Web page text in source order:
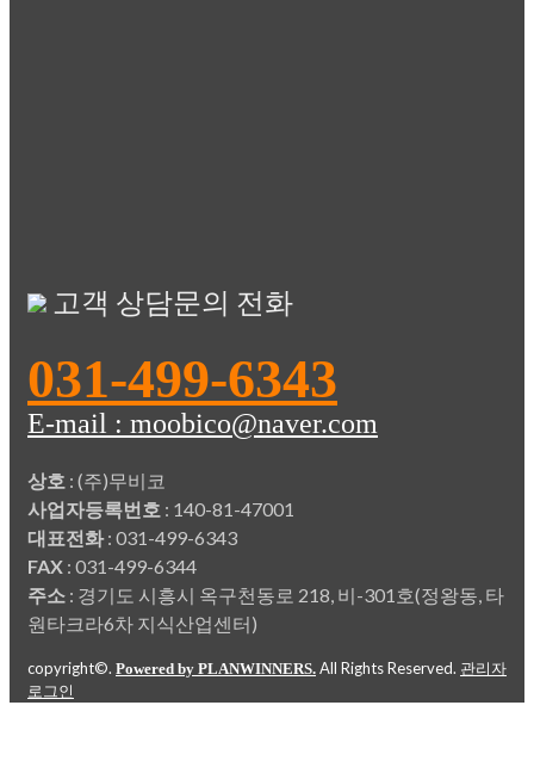
고객 상담문의 전화
031-499-6343
E-mail : moobico@naver.com
상호 : (주)무비코
사업자등록번호 : 140-81-47001
대표전화: 031-499-6343
FAX : 031-499-6344
주소 : 경기도 시흥시 옥구천동로 218, 비-301호(정왕동, 타
원타크라6차 지식산업센터)
copyright©. Powered by PLANWINNERS. All Rights Reserved. 관리자
로그인